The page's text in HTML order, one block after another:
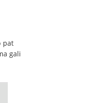
pat
gali